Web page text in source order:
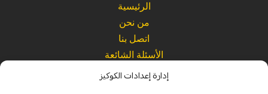
إدارة إعدادات الكوكيز
الرئيسية
من نحن
اتصل بنا
الأسئلة الشائعة